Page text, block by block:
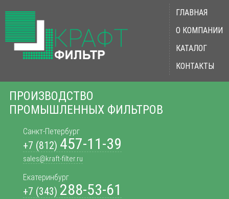
ПРОИЗВОДСТВО
ПРОМЫШЛЕННЫХ ФИЛЬТРОВ
Санкт-Петербург
+7 (812) 457-11-39
sales@kraft-filter.ru
Екатеринбург
+7 (343) 288-53-61
ГЛАВНАЯ
О КОМПАНИИ
КАТАЛОГ
КОНТАКТЫ